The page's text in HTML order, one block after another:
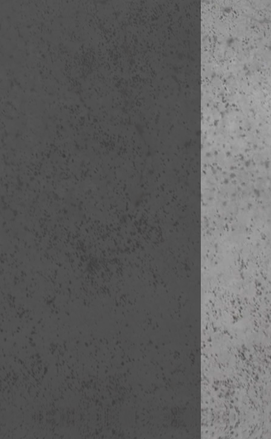
kezdés: 2016-
Iparművészeti
létszám: 0-15
kezdés:
2016-
Iparművészeti
létszám: 0-15
kezdés:
2015-
Iparművészeti
létszám: 0-15
kezdés:
2015-
Iparművészeti
létszám: 0-15
kezdés:
2015-
Iparművészeti
létszám: 0-15
kezdés:
2015-
Iparművészeti
létszám: 0-15
kezdés:2015-
Iparművészeti
létszám: 0-15
kezdés:
2015-
Iparművészeti
létszám: 0-15
kezdés: 2015-
Iparművészeti
létszám: 0-15
kezdés:
2015-
Iparművészeti
létszám: 0-15